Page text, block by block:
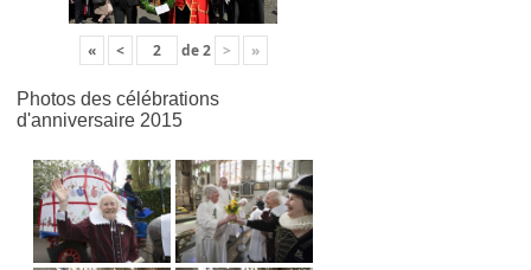
« < de2 > »
Photos des célébrations
d'anniversaire 2015